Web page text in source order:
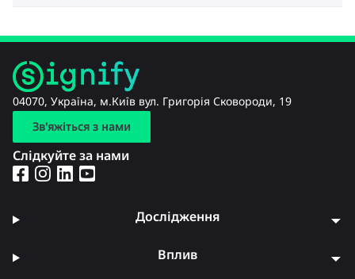
04070, Україна, м.Київ вул. Григорія Сковороди, 19
Зв'яжіться з нами
Слідкуйте за нами
Дослідження
Вплив